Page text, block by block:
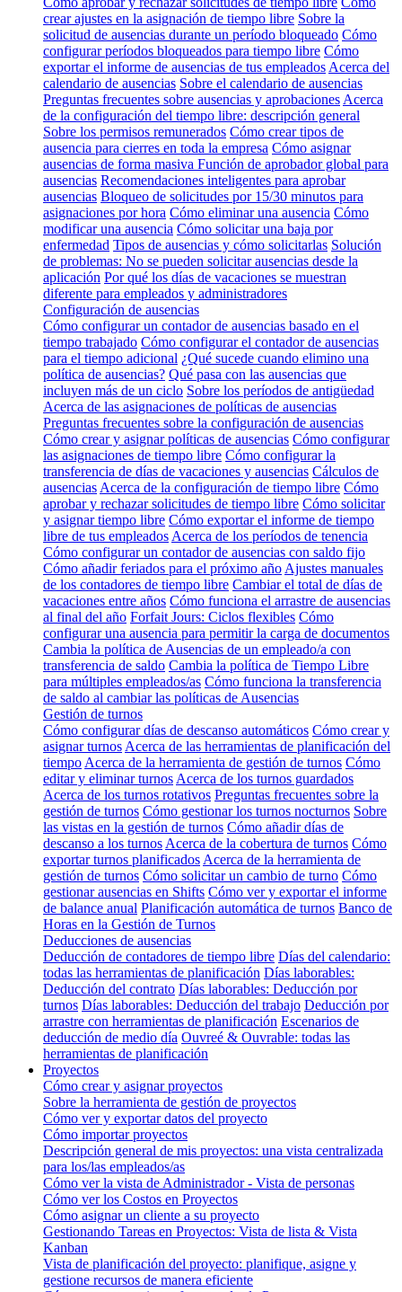
crear ajustes en la asignación de tiempo libre Sobre la
solicitud de ausencias durante un período bloqueado Cómo
configurar períodos bloqueados para tiempo libre Cómo
exportar el informe de ausencias de tus empleados Acerca del
calendario de ausencias Sobre el calendario de ausencias
Preguntas frecuentes sobre ausencias y aprobaciones Acerca
de la configuración del tiempo libre: descripción general
Sobre los permisos remunerados Cómo crear tipos de
ausencia para cierres en toda la empresa Cómo asignar
ausencias de forma masiva Función de aprobador global para
ausencias Recomendaciones inteligentes para aprobar
ausencias Bloqueo de solicitudes por 15/30 minutos para
asignaciones por hora Cómo eliminar una ausencia Cómo
modificar una ausencia Cómo solicitar una baja por
enfermedad Tipos de ausencias y cómo solicitarlas Solución
de problemas: No se pueden solicitar ausencias desde la
aplicación Por qué los días de vacaciones se muestran
diferente para empleados y administradores
Configuración de ausencias
Cómo configurar un contador de ausencias basado en el
tiempo trabajado Cómo configurar el contador de ausencias
para el tiempo adicional ¿Qué sucede cuando elimino una
política de ausencias? Qué pasa con las ausencias que
incluyen más de un ciclo Sobre los períodos de antigüedad
Acerca de las asignaciones de políticas de ausencias
Preguntas frecuentes sobre la configuración de ausencias
Cómo crear y asignar políticas de ausencias Cómo configurar
las asignaciones de tiempo libre Cómo configurar la
transferencia de días de vacaciones y ausencias Cálculos de
ausencias Acerca de la configuración de tiempo libre Cómo
aprobar y rechazar solicitudes de tiempo libre Cómo solicitar
y asignar tiempo libre Cómo exportar el informe de tiempo
libre de tus empleados Acerca de los períodos de tenencia
Cómo configurar un contador de ausencias con saldo fijo
Cómo añadir feriados para el próximo año Ajustes manuales
de los contadores de tiempo libre Cambiar el total de días de
vacaciones entre años Cómo funciona el arrastre de ausencias
al final del año Forfait Jours: Ciclos flexibles Cómo
configurar una ausencia para permitir la carga de documentos
Cambia la política de Ausencias de un empleado/a con
transferencia de saldo Cambia la política de Tiempo Libre
para múltiples empleados/as Cómo funciona la transferencia
de saldo al cambiar las políticas de Ausencias
Gestión de turnos
Cómo configurar días de descanso automáticos Cómo crear y
asignar turnos Acerca de las herramientas de planificación del
tiempo Acerca de la herramienta de gestión de turnos Cómo
editar y eliminar turnos Acerca de los turnos guardados
Acerca de los turnos rotativos Preguntas frecuentes sobre la
gestión de turnos Cómo gestionar los turnos nocturnos Sobre
las vistas en la gestión de turnos Cómo añadir días de
descanso a los turnos Acerca de la cobertura de turnos Cómo
exportar turnos planificados Acerca de la herramienta de
gestión de turnos Cómo solicitar un cambio de turno Cómo
gestionar ausencias en Shifts Cómo ver y exportar el informe
de balance anual Planificación automática de turnos Banco de
Horas en la Gestión de Turnos
Deducciones de ausencias
Deducción de contadores de tiempo libre Días del calendario:
todas las herramientas de planificación Días laborables:
Deducción del contrato Días laborables: Deducción por
turnos Días laborables: Deducción del trabajo Deducción por
arrastre con herramientas de planificación Escenarios de
deducción de medio día Ouvreé & Ouvrable: todas las
herramientas de planificación
Proyectos
Cómo crear y asignar proyectos
Sobre la herramienta de gestión de proyectos
Cómo ver y exportar datos del proyecto
Cómo importar proyectos
Descripción general de mis proyectos: una vista centralizada
para los/las empleados/as
Cómo ver la vista de Administrador - Vista de personas
Cómo ver los Costos en Proyectos
Cómo asignar un cliente a su proyecto
Gestionando Tareas en Proyectos: Vista de lista & Vista
Kanban
Vista de planificación del proyecto: planifique, asigne y
gestione recursos de manera eficiente